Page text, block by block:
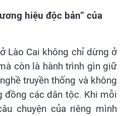
hiệu độc bản” của
Lào Cai không chỉ dừng ở
còn là hành trình gìn giữ
truyền thống và không
đồng các dân tộc. Khi mỗi
chuyện của riêng mình